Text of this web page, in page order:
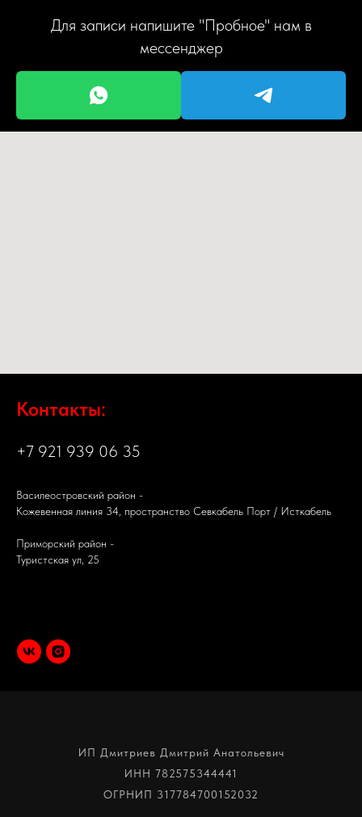
Для записи напишите "Пробное" нам в
мессенджер
Контакты:
+7 921 939 06 35
Василеостровский район -
Кожевенная линия 34, пространство Севкабель Порт / Исткабель
Приморский район -
Туристская ул, 25
ИП Дмитриев Дмитрий Анатольевич
ИНН 782575344441
ОГРНИП 317784700152032